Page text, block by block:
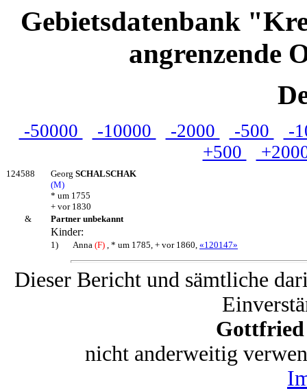
Gebietsdatenbank
angrenzende
-50000 -10000 -2000 -500
-
+500
124588 Georg SCHALSCHAK
(M)
* um 1755
+ vor 1830
&
Partner unbekannt
Kinder:
1) Anna (F) , * um 1785, + vor 1860, «120147»
Dieser Bericht und sämtliche
Gottfried
nicht anderweitig